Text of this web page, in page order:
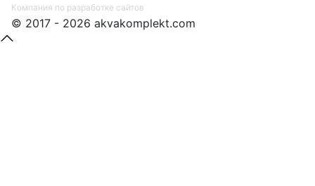
Компания по разработке сайтов
© 2017 - 2026 akvakomplekt.com